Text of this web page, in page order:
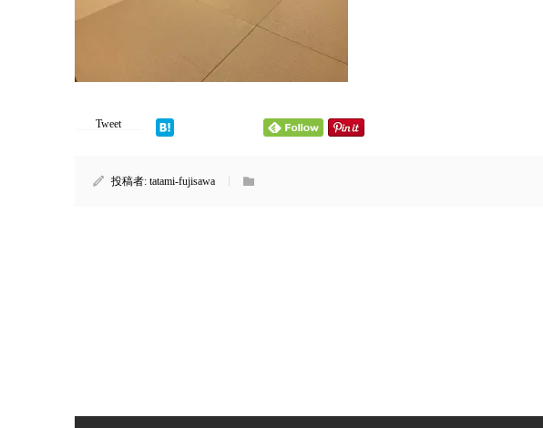
Tweet
投稿者: tatami-fujisawa